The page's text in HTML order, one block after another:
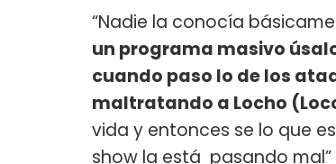
“Nadie la conocía
un programa masivo
cuando paso lo de los
maltratando a Locho
vida y entonces se lo que
show la está pasando